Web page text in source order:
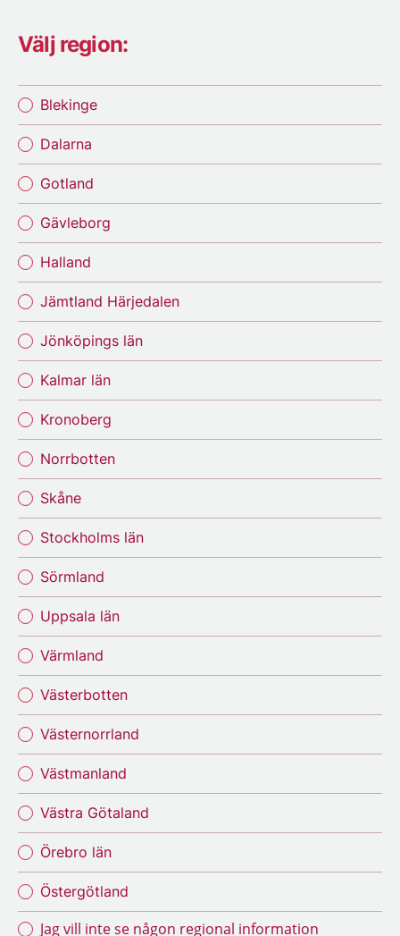
Välj region:
Blekinge
Dalarna
Gotland
Gävleborg
Halland
Jämtland Härjedalen
Jönköpings län
Kalmar län
Kronoberg
Norrbotten
Skåne
Stockholms län
Sörmland
Uppsala län
Värmland
Västerbotten
Västernorrland
Västmanland
Västra Götaland
Örebro län
Östergötland
Jag vill inte se någon regional information